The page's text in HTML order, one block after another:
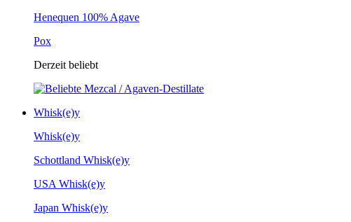
Henequen 100% Agave
Pox
Derzeit beliebt
Whisk(e)y
Whisk(e)y
Schottland Whisk(e)y
USA Whisk(e)y
Japan Whisk(e)y